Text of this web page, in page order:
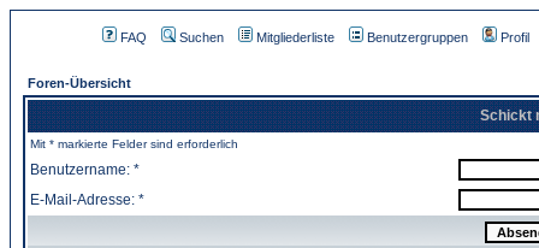
FAQ Suchen Mitgliederliste Benutzergruppen Profil
Foren-Übersicht
Schickt
Mit * markierte Felder sind erforderlich
Benutzername: *
E-Mail-Adresse: *